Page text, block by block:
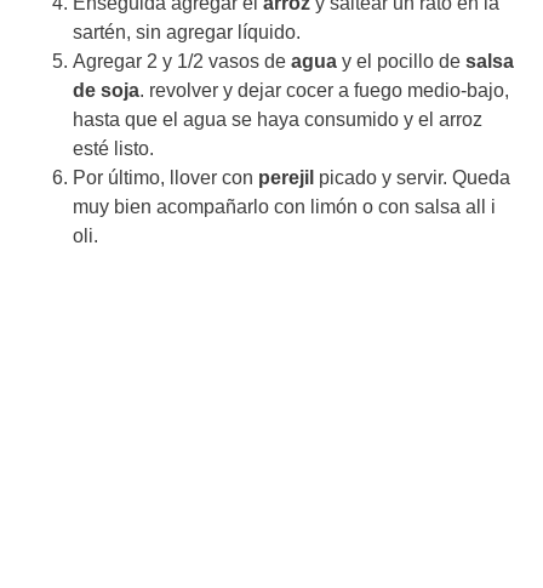
sartén, sin agregar líquido.
Agregar 2 y 1/2 vasos de agua y el pocillo de salsa
de soja. revolver y dejar cocer a fuego medio-bajo,
hasta que el agua se haya consumido y el arroz
esté listo.
Por último, llover con perejil picado y servir. Queda
muy bien acompañarlo con limón o con salsa all i
oli.